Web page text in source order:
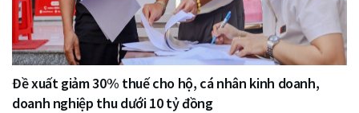
Đề xuất giảm 30% thuế cho hộ, cá nhân kinh doanh,
doanh nghiệp thu dưới 10 tỷ đồng